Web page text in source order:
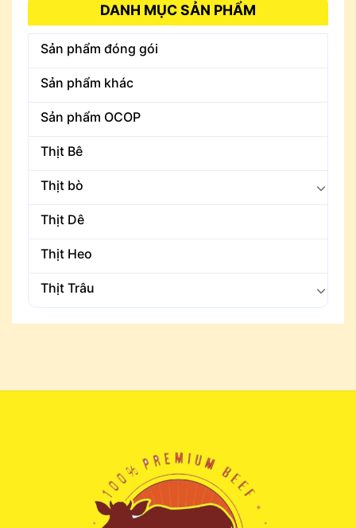
DANH MỤC SẢN PHẨM
Sản phẩm đóng gói
Sản phẩm khác
Sản phẩm OCOP
Thịt Bê
Thịt bò
Thịt Dê
Thịt Heo
Thịt Trâu